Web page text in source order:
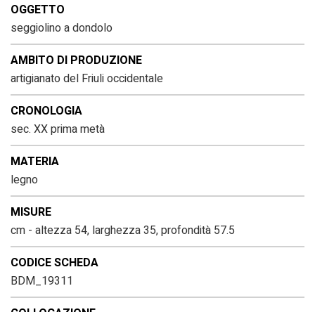
OGGETTO
seggiolino a dondolo
AMBITO DI PRODUZIONE
artigianato del Friuli occidentale
CRONOLOGIA
sec. XX prima metà
MATERIA
legno
MISURE
cm - altezza 54, larghezza 35, profondità 57.5
CODICE SCHEDA
BDM_19311